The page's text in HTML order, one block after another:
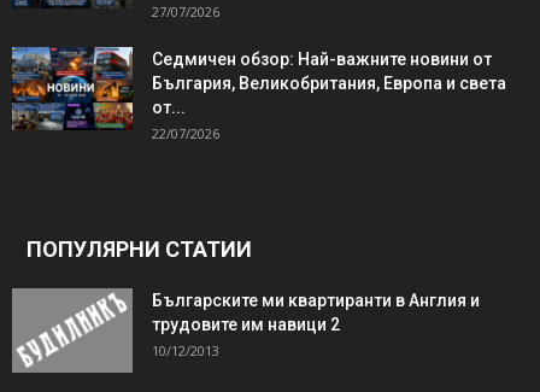
27/07/2026
Седмичен обзор: Най-важните новини от
България, Великобритания, Европа и света
от...
22/07/2026
ПОПУЛЯРНИ СТАТИИ
Българските ми квартиранти в Англия и
трудовите им навици 2
10/12/2013